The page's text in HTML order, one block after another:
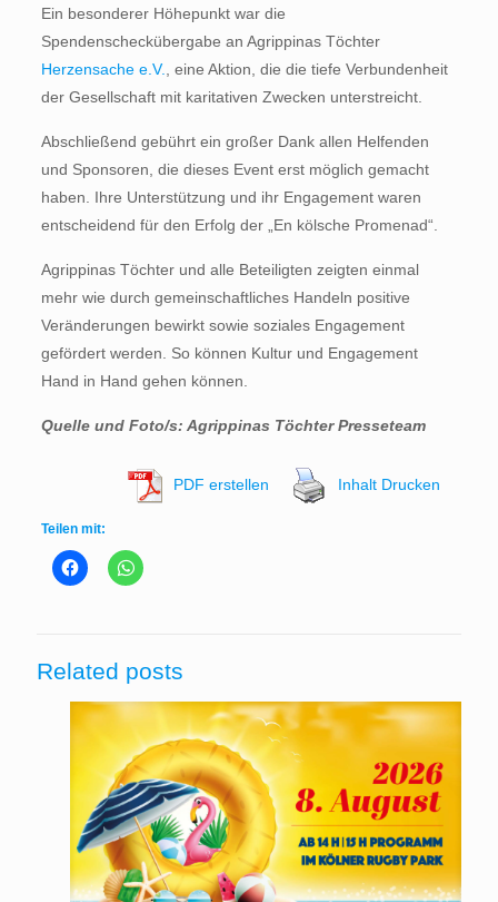
Ein besonderer Höhepunkt war die
Spendenscheckübergabe an Agrippinas Töchter
Herzensache e.V.
, eine Aktion, die die tiefe Verbundenheit
der Gesellschaft mit karitativen Zwecken unterstreicht.
Abschließend gebührt ein großer Dank allen Helfenden
und Sponsoren, die dieses Event erst möglich gemacht
haben. Ihre Unterstützung und ihr Engagement waren
entscheidend für den Erfolg der „En kölsche Promenad“.
Agrippinas Töchter und alle Beteiligten zeigten einmal
mehr wie durch gemeinschaftliches Handeln positive
Veränderungen bewirkt sowie soziales Engagement
gefördert werden. So können Kultur und Engagement
Hand in Hand gehen können.
Quelle und Foto/s: Agrippinas Töchter Presseteam
PDF erstellen Inhalt Drucken
Teilen mit:
Related posts